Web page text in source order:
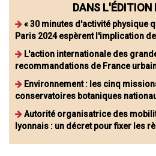
DANS L'ÉDITION
« 30 minutes d'activité physique
Paris 2024 espèrent l'implication
L'action internationale des
recommandations de France
Environnement : les cinq
conservatoires botaniques
Autorité organisatrice des
lyonnais : un décret pour fixer les